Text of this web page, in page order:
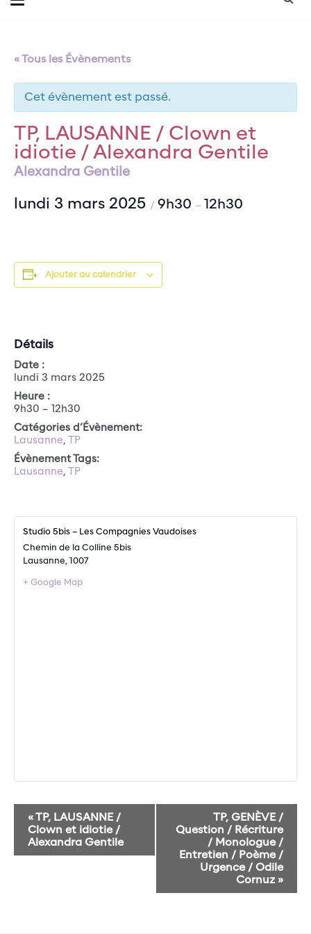
« Tous les Évènements
Cet évènement est passé.
TP, LAUSANNE / Clown et
idiotie / Alexandra Gentile
Alexandra Gentile
lundi 3 mars 2025 / 9h30 – 12h30
Ajouter au calendrier
Détails
Date :
lundi 3 mars 2025
Heure :
9h30 – 12h30
Catégories d’Évènement:
Lausanne, TP
Évènement Tags:
Lausanne, TP
Studio 5bis – Les Compagnies Vaudoises
Chemin de la Colline 5bis
Lausanne 1007
+ Google Map
Navigation
Évènement
«TP, LAUSANNE /
Clown et idiotie /
Alexandra Gentile
TP, GENÈVE /
Question / Récriture
/ Monologue /
Entretien / Poème /
Urgence / Odile
Cornuz »